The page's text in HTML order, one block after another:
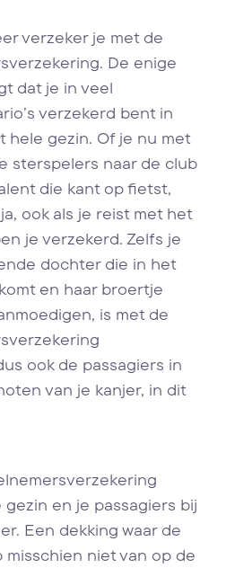
verzeker je met de
De enige
dat je in veel
verzekerd bent in
hele gezin. Of je nu met
sterspelers naar de club
die kant op fietst,
ook als je reist met het
je verzekerd. Zelfs je
dochter die in het
en haar broertje
is met de
ook de passagiers in
van je kanjer, in dit
en je passagiers bij
Een dekking waar de
niet van op de